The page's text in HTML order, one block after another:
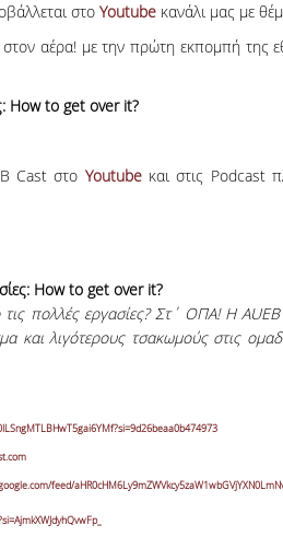
στο Youtubeκανάλι μας με
στον αέρα! με την πρώτη εκπομπή της
How to get over it?
Cast στο Youtubeκαι στις Podcast
How to get over it?
τις πολλές εργασίες? Στ΄ ΟΠΑ! Η
και λιγότερους τσακωμούς στις
feed/